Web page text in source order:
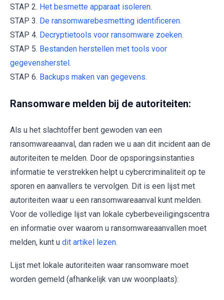
STAP 2. Het besmette apparaat isoleren.
STAP 3. De ransomwarebesmetting identificeren.
STAP 4. Decryptietools voor ransomware zoeken.
STAP 5. Bestanden herstellen met tools voor
gegevensherstel.
STAP 6. Backups maken van gegevens.
Ransomware melden bij de autoriteiten:
Als u het slachtoffer bent gewoden van een
ransomwareaanval, dan raden we u aan dit incident aan de
autoriteiten te melden. Door de opsporingsinstanties
informatie te verstrekken helpt u cybercriminaliteit op te
sporen en aanvallers te vervolgen. Dit is een lijst met
autoriteiten waar u een ransomwareaanval kunt melden.
Voor de volledige lijst van lokale cyberbeveiligingscentra
en informatie over waarom u ransomwareaanvallen moet
melden, kunt u dit artikel lezen.
Lijst met lokale autoriteiten waar ransomware moet
worden gemeld (afhankelijk van uw woonplaats):